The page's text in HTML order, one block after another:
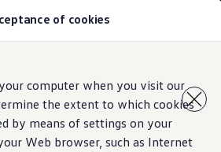
of cookies
computer when you visit our
the extent to which cookies
by means of settings on your
Web browser, such as Internet
外支援